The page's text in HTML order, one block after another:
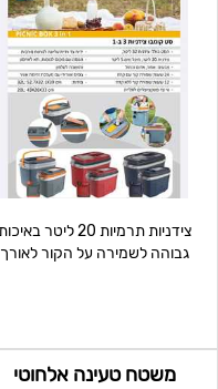
צידניות תרמיות 20 ליטר
גבוהה לשמירה על הקור לאורך
משטח טעינה אלחוטי